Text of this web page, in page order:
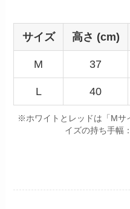
サイズ 高さ (cm)
M 37
L 40
※ホワイトとレッドは「Mサ
イズの持ち手幅